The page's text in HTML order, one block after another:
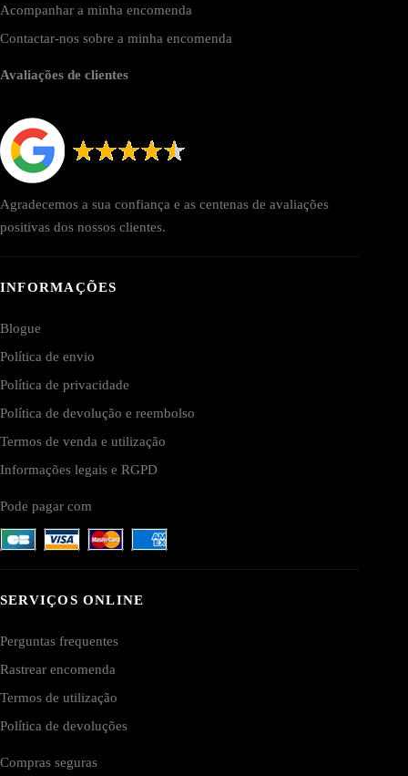
Acompanhar a minha encomenda
Contactar-nos sobre a minha encomenda
Avaliações de clientes
Agradecemos a sua confiança e as centenas de avaliações
positivas dos nossos clientes.
INFORMAÇÕES
Blogue
Política de envio
Política de privacidade
Política de devolução e reembolso
Termos de venda e utilização
Informações legais e RGPD
Pode pagar com
SERVIÇOS ONLINE
Perguntas frequentes
Rastrear encomenda
Termos de utilização
Política de devoluções
Compras seguras